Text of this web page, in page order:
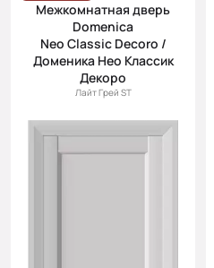
Межкомнатная дверь
Domenica
Neo Classic Decoro /
Доменика Нео Классик
Декоро
Лайт Грей ST